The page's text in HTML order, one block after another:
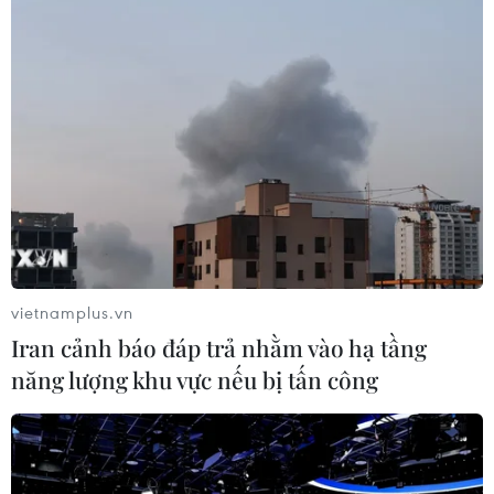
kít xét nghiệm để xét nghiệm định kỳ và ưu tiên
tiêm vaccine cho cán bộ, công nhân, lao động
tại các dự án) để bảo đảm thi công dự án liên
vietnamplus.vn
Iran cảnh báo đáp trả nhằm vào hạ tầng
năng lượng khu vực nếu bị tấn công